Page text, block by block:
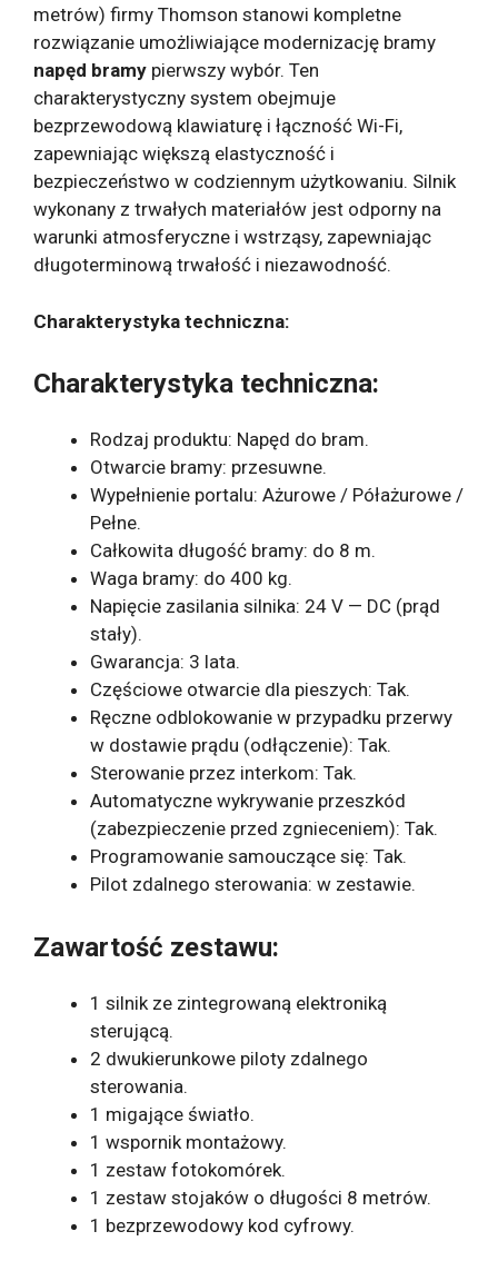
metrów) firmy Thomson stanowi kompletne
rozwiązanie umożliwiające modernizację bramy
napęd bramy pierwszy wybór. Ten
charakterystyczny system obejmuje
bezprzewodową klawiaturę i łączność Wi-Fi,
zapewniając większą elastyczność i
bezpieczeństwo w codziennym użytkowaniu. Silnik
wykonany z trwałych materiałów jest odporny na
warunki atmosferyczne i wstrząsy, zapewniając
długoterminową trwałość i niezawodność.
Charakterystyka techniczna:
Charakterystyka techniczna:
Rodzaj produktu: Napęd do bram.
Otwarcie bramy: przesuwne.
Wypełnienie portalu: Ażurowe / Półażurowe /
Pełne.
Całkowita długość bramy: do 8 m.
Waga bramy: do 400 kg.
Napięcie zasilania silnika: 24 V — DC (prąd
stały).
Gwarancja: 3 lata.
Częściowe otwarcie dla pieszych: Tak.
Ręczne odblokowanie w przypadku przerwy
w dostawie prądu (odłączenie): Tak.
Sterowanie przez interkom: Tak.
Automatyczne wykrywanie przeszkód
(zabezpieczenie przed zgnieceniem): Tak.
Programowanie samouczące się: Tak.
Pilot zdalnego sterowania: w zestawie.
Zawartość zestawu:
1 silnik ze zintegrowaną elektroniką
sterującą.
2 dwukierunkowe piloty zdalnego
sterowania.
1 migające światło.
1 wspornik montażowy.
1 zestaw fotokomórek.
1 zestaw stojaków o długości 8 metrów.
1 bezprzewodowy kod cyfrowy.